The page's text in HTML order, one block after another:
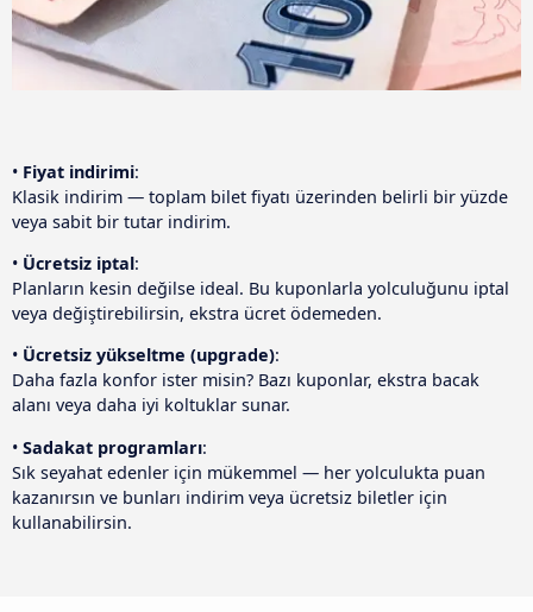
• Fiyat indirimi:
Klasik indirim — toplam bilet fiyatı üzerinden belirli bir yüzde
veya sabit bir tutar indirim.
• Ücretsiz iptal:
Planların kesin değilse ideal. Bu kuponlarla yolculuğunu iptal
veya değiştirebilirsin, ekstra ücret ödemeden.
• Ücretsiz yükseltme (upgrade):
Daha fazla konfor ister misin? Bazı kuponlar, ekstra bacak
alanı veya daha iyi koltuklar sunar.
• Sadakat programları:
Sık seyahat edenler için mükemmel — her yolculukta puan
kazanırsın ve bunları indirim veya ücretsiz biletler için
kullanabilirsin.